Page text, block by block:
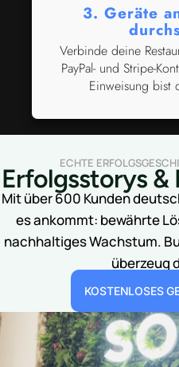
3. Geräte
Verbinde deine
PayPal- und Stripe-
Einweisung bist
ECHTE
Erfolgsstorys &
Mit über 600 Kunden
es ankommt: bewährte
nachhaltiges Wachstum.
überzeug
KOSTENLOSES